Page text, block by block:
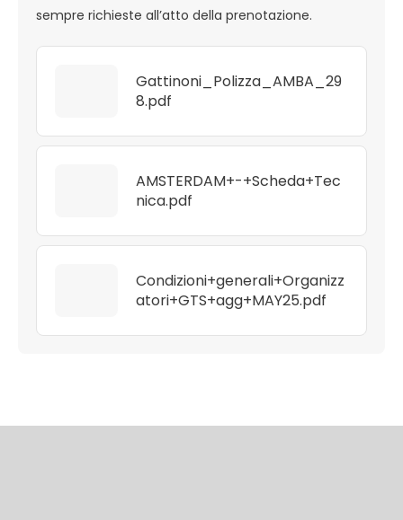
sempre richieste all’atto della prenotazione.
Gattinoni_Polizza_AMBA_29
8.pdf
AMSTERDAM+-+Scheda+Tec
nica.pdf
Condizioni+generali+Organizz
atori+GTS+agg+MAY25.pdf